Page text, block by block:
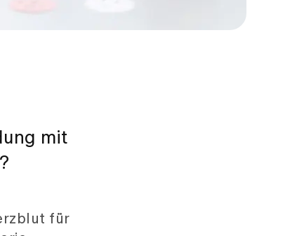
mit
für